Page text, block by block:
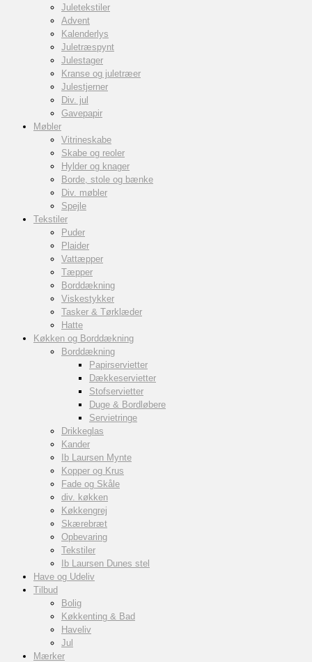
Juletekstiler
Advent
Kalenderlys
Juletræspynt
Julestager
Kranse og juletræer
Julestjerner
Div. jul
Gavepapir
Møbler
Vitrineskabe
Skabe og reoler
Hylder og knager
Borde, stole og bænke
Div. møbler
Spejle
Tekstiler
Puder
Plaider
Vattæpper
Tæpper
Borddækning
Viskestykker
Tasker & Tørklæder
Hatte
Køkken og Borddækning
Borddækning
Papirservietter
Dækkeservietter
Stofservietter
Duge & Bordløbere
Servietringe
Drikkeglas
Kander
Ib Laursen Mynte
Kopper og Krus
Fade og Skåle
div. køkken
Køkkengrej
Skærebræt
Opbevaring
Tekstiler
Ib Laursen Dunes stel
Have og Udeliv
Tilbud
Bolig
Køkkenting & Bad
Haveliv
Jul
Mærker